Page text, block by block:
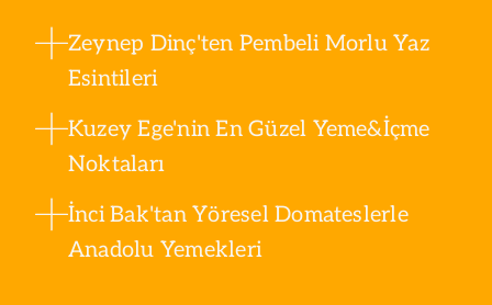
Zeynep Dinç'ten Pembeli Morlu Yaz
Esintileri
Kuzey Ege'nin En Güzel Yeme&İçme
Noktaları
İnci Bak'tan Yöresel Domateslerle
Anadolu Yemekleri